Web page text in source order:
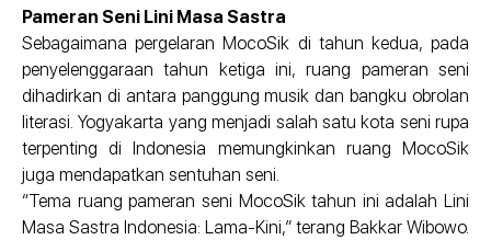
Pameran Seni Lini Masa Sastra
Sebagaimana pergelaran MocoSik di tahun kedua, pada
penyelenggaraan tahun ketiga ini, ruang pameran seni
dihadirkan di antara panggung musik dan bangku obrolan
literasi. Yogyakarta yang menjadi salah satu kota seni rupa
terpenting di Indonesia memungkinkan ruang MocoSik
juga mendapatkan sentuhan seni.
“Tema ruang pameran seni MocoSik tahun ini adalah Lini
Masa Sastra Indonesia: Lama-Kini,” terang Bakkar Wibowo.